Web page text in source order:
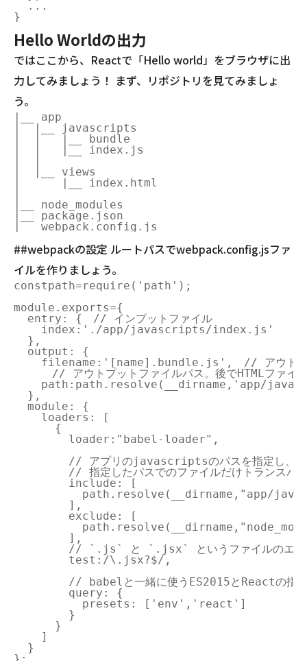
  ...
Hello Worldの出力
ではここから、Reactで「Hello world」をブラウザに出
力してみましょう！ まず、リポジトリを見てみましょ
う。
|__ app
|  |__ javascripts
|  |   |__ bundle
|  |   |__ index.js
|  |__ views
|      |__ index.html
|__ node_modules
|__ package.json
##webpackの設定 ルートパスでwebpack.config.jsファ
イルを作りましょう。
constpath=require('path');
module.exports={
  entry: {　// インプットファイル
    index:'./app/javascripts/index.js'
  },
  output: {
filename:'[name].bundle.js',　// アウトプ
// アウトプットファイルパス。後でHTMLファイル
path:path.resolve(__dirname,'app/
  },
  module: {
    loaders: [
      {
        loader:"babel-loader",
        // アプリのjavascriptsのパスを指定し、
// 指定したパスでのファイルだけトランスパイ
        include: [
path.resolve(__dirname,"app/
        ],
        exclude: [
        ],
// `.js` と `.jsx` というファイルのエク
        test:/\.jsx?$/,
// babelと一緒に使うES2015とReactの指
        query: {
          presets: ['env','react']
        }
      }
    ]
  }